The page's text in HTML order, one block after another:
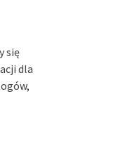
się
dla